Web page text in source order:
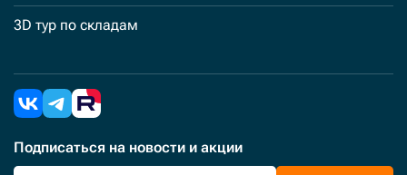
3D тур по складам
Подписаться на новости и акции